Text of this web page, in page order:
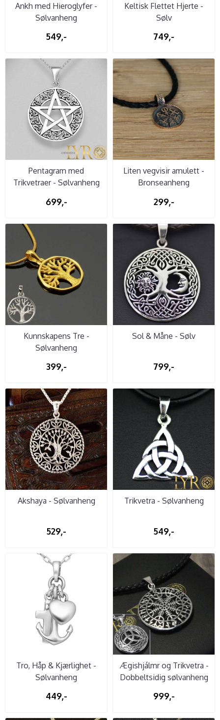
Ankh med Hieroglyfer -
Sølvanheng
549,-
Keltisk Flettet Hjerte -
Sølv
749,-
Pentagram med
Trikvetraer - Sølvanheng
699,-
Liten vegvisir amulett -
Bronseanheng
299,-
Kunnskapens Tre -
Sølvanheng
399,-
Sol & Måne - Sølv
799,-
Akshaya - Sølvanheng
529,-
Trikvetra - Sølvanheng
549,-
Tro, Håp & Kjærlighet -
Sølvanheng
449,-
Ægishjálmr og Trikvetra -
Dobbeltsidig sølvanheng
999,-